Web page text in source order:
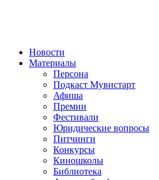
Новости
Материалы
Персона
Подкаст Мувистарт
Афиша
Премии
Фестивали
Юридические вопросы
Питчинги
Конкурсы
Киношколы
Библиотека